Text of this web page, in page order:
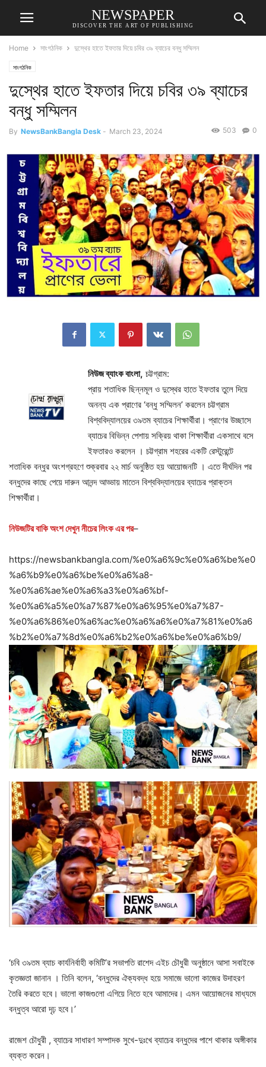
NEWSPAPER
DISCOVER THE ART OF PUBLISHING
Home সাংগঠনিক দুস্থের হাতে ইফতার দিয়ে চবির ৩৯ ব্যাচের বন্ধু সম্মিলন
সাংগঠনিক
দুস্থের হাতে ইফতার দিয়ে চবির ৩৯ ব্যাচের
বন্ধু সম্মিলন
By NewsBankBangla Desk - March 23, 2024 0
503
নিউজ ব্যাংক বাংলা, চট্টগ্রাম:
প্রায় শতাধিক ছিন্নমূল ও দুস্থের হাতে ইফতার তুলে দিয়ে
অনন্য এক প্রাণের ‘বন্ধু সম্মিলন’ করলেন চট্টগ্রাম
বিশ্ববিদ্যালয়ের ৩৯তম ব্যাচের শিক্ষার্থীরা।‌ প্রাণের উচ্ছাসে
ব্যাচের বিভিন্ন পেশায় সক্রিয় থাকা শিক্ষার্থীরা একসাথে বসে
ইফতারও করলেন । চট্টগ্রাম শহরের একটি রেস্টুরেন্টে
শতাধিক বন্ধুর অংশগ্রহণে শুক্রবার ২২ মার্চ অনুষ্ঠিত হয় আয়োজনটি । এতে দীর্ঘদিন পর
বন্ধুদের কাছে পেয়ে দারুন আনন্দ আড্ডায় মাতেন বিশ্ববিদ্যালয়ের ব্যাচের প্রাক্তন
শিক্ষার্থীরা।
নিউজটির বাকি অংশ দেখুন নীচের লিংক এর পর–
https://newsbankbangla.com/%e0%a6%9c%e0%a6%be%e0
%a6%b9%e0%a6%be%e0%a6%a8-
%e0%a6%ae%e0%a6%a3%e0%a6%bf-
%e0%a6%a5%e0%a7%87%e0%a6%95%e0%a7%87-
%e0%a6%86%e0%a6%ac%e0%a6%a6%e0%a7%81%e0%a6
%b2%e0%a7%8d%e0%a6%b2%e0%a6%be%e0%a6%b9/
‘চবি ৩৯তম ব্যাচ কার্যনির্বাহী কমিটি’র সভাপতি রাশেদ এইচ চৌধুরী অনুষ্ঠানে আসা সবাইকে
কৃতজ্ঞতা জানান । তিনি বলেন, ‘বন্ধুদের ঐক্যবদ্ধ হয়ে সমাজে ভালো কাজের উদাহরণ
তৈরি করতে হবে। ভালো কাজগুলো এগিয়ে নিতে হবে আমাদের। এমন আয়োজনের মাধ্যমে
বন্ধুত্ব আরো দৃঢ় হবে।’
রাজেশ চৌধুরী , ব্যাচের সাধারণ সম্পাদক সুখে-দুঃখে ব্যাচের বন্ধুদের পাশে থাকার অঙ্গীকার
ব্যক্ত করেন।